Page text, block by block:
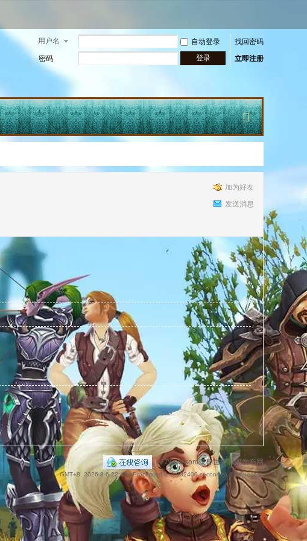
用户名 自动登录
找回密码
密码
登录 立即注册
捷
航
加为好友
发送消息
| 27wow.com魔兽世界私服发布网
GMT+8, 2026-8-6 22:45, Processed in 0.032400 second(s), 14 queries .